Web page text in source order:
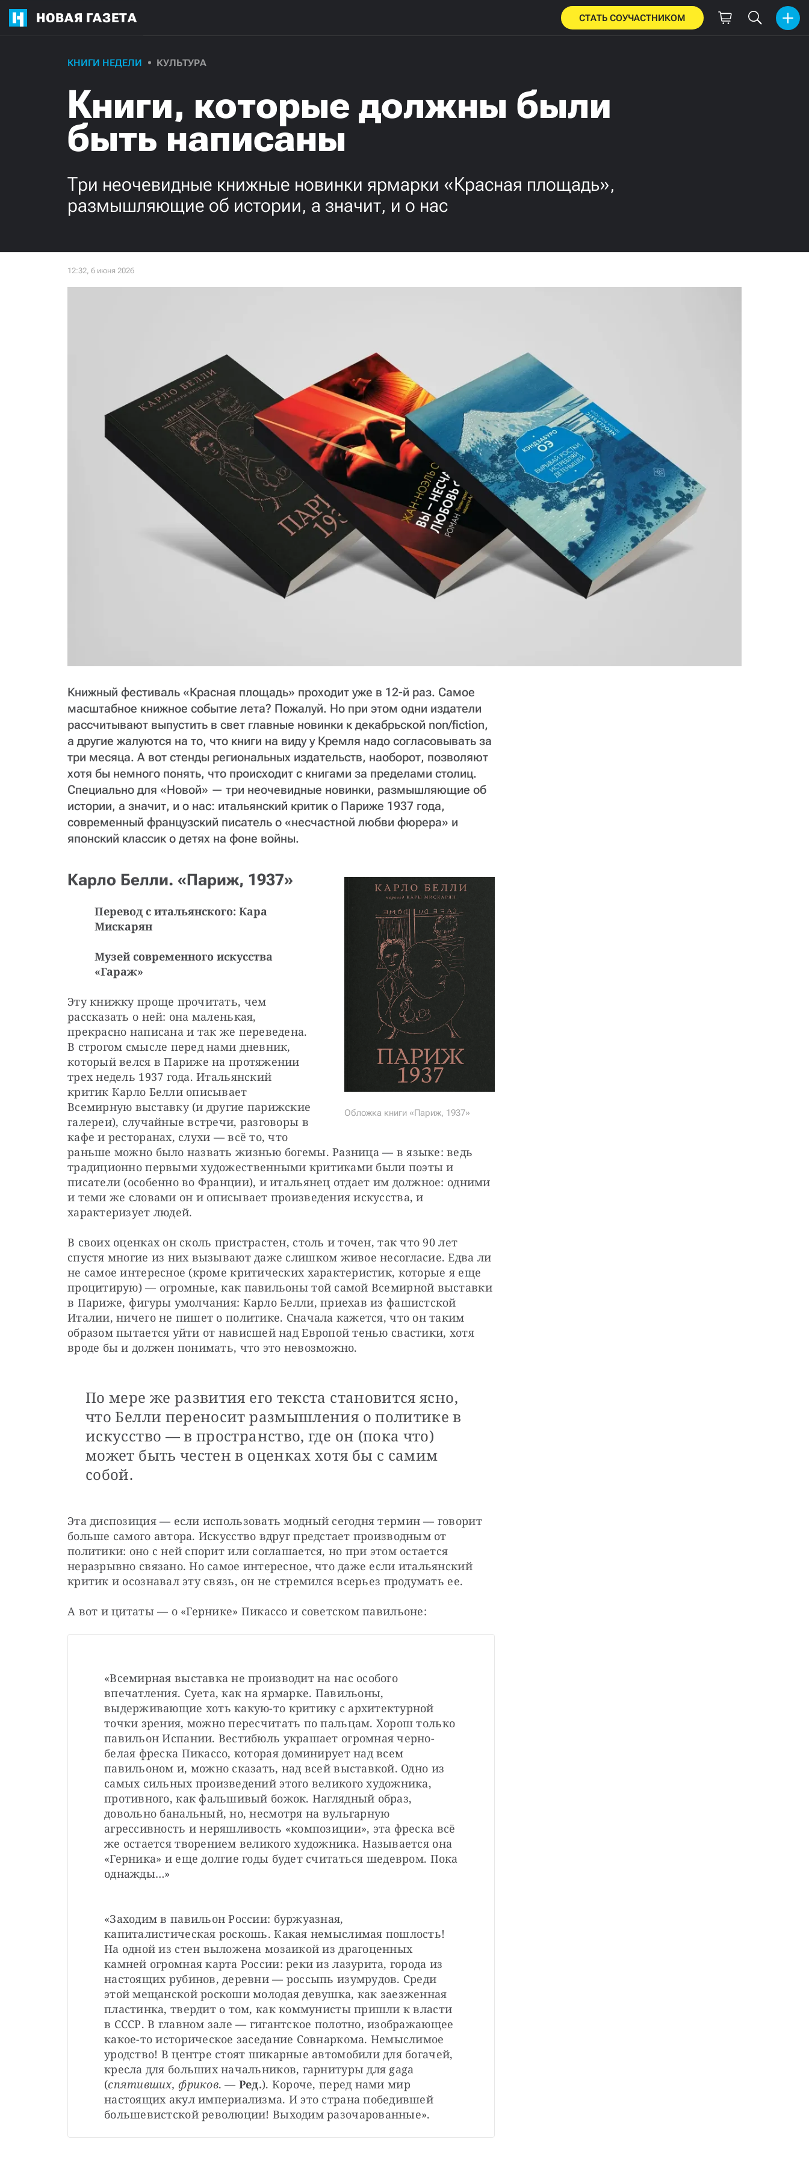
НОВАЯ ГАЗЕТА СТАТЬ СОУЧАСТНИКОМ
КНИГИ НЕДЕЛИ КУЛЬТУРА
Книги, которые должны были
быть написаны
Три неочевидные книжные новинки ярмарки «Красная площадь»,
размышляющие об истории, а значит, и о нас
Книжный фестиваль «Красная площадь» проходит уже в 12-й раз. Самое
масштабное книжное событие лета? Пожалуй. Но при этом одни издатели
рассчитывают выпустить в свет главные новинки к декабрьской non/fiction,
а другие жалуются на то, что книги на виду у Кремля надо согласовывать за
три месяца. А вот стенды региональных издательств, наоборот, позволяют
хотя бы немного понять, что происходит с книгами за пределами столиц.
Специально для «Новой» — три неочевидные новинки, размышляющие об
истории, а значит, и о нас: итальянский критик о Париже 1937 года,
современный французский писатель о «несчастной любви фюрера» и
японский классик о детях на фоне войны.
Обложка книги «Париж, 1937»
Карло Белли. «Париж, 1937»
Перевод с итальянского: Кара
Мискарян
Музей современного искусства
«Гараж»
Эту книжку проще прочитать, чем
рассказать о ней: она маленькая,
прекрасно написана и так же переведена.
В строгом смысле перед нами дневник,
который велся в Париже на протяжении
трех недель 1937 года. Итальянский
критик Карло Белли описывает
Всемирную выставку (и другие парижские
галереи), случайные встречи, разговоры в
кафе и ресторанах, слухи — всё то, что
раньше можно было назвать жизнью богемы. Разница — в языке: ведь
традиционно первыми художественными критиками были поэты и
писатели (особенно во Франции), и итальянец отдает им должное: одними
и теми же словами он и описывает произведения искусства, и
характеризует людей.
В своих оценках он сколь пристрастен, столь и точен, так что 90 лет
спустя многие из них вызывают даже слишком живое несогласие. Едва ли
не самое интересное (кроме критических характеристик, которые я еще
процитирую) — огромные, как павильоны той самой Всемирной выставки
в Париже, фигуры умолчания: Карло Белли, приехав из фашистской
Италии, ничего не пишет о политике. Сначала кажется, что он таким
образом пытается уйти от нависшей над Европой тенью свастики, хотя
вроде бы и должен понимать, что это невозможно.
По мере же развития его текста становится ясно,
что Белли переносит размышления о политике в
искусство — в пространство, где он (пока что)
может быть честен в оценках хотя бы с самим
собой.
Эта диспозиция — если использовать модный сегодня термин — говорит
больше самого автора. Искусство вдруг предстает производным от
политики: оно с ней спорит или соглашается, но при этом остается
неразрывно связано. Но самое интересное, что даже если итальянский
критик и осознавал эту связь, он не стремился всерьез продумать ее.
А вот и цитаты — о «Гернике» Пикассо и советском павильоне:
«Всемирная выставка не производит на нас особого
впечатления. Суета, как на ярмарке. Павильоны,
выдерживающие хоть какую-то критику с архитектурной
точки зрения, можно пересчитать по пальцам. Хорош только
павильон Испании. Вестибюль украшает огромная черно-
белая фреска Пикассо, которая доминирует над всем
павильоном и, можно сказать, над всей выставкой. Одно из
самых сильных произведений этого великого художника,
противного, как фальшивый божок. Наглядный образ,
довольно банальный, но, несмотря на вульгарную
агрессивность и неряшливость «композиции», эта фреска всё
же остается творением великого художника. Называется она
«Герника» и еще долгие годы будет считаться шедевром. Пока
однажды…»
«Заходим в павильон России: буржуазная,
капиталистическая роскошь. Какая немыслимая пошлость!
На одной из стен выложена мозаикой из драгоценных
камней огромная карта России: реки из лазурита, города из
настоящих рубинов, деревни — россыпь изумрудов. Среди
этой мещанской роскоши молодая девушка, как заезженная
пластинка, твердит о том, как коммунисты пришли к власти
в СССР. В главном зале — гигантское полотно, изображающее
какое-то историческое заседание Совнаркома. Немыслимое
уродство! В центре стоят шикарные автомобили для богачей,
кресла для больших начальников, гарнитуры для gaga
(спятивших, фриков. — Ред.). Короче, перед нами мир
настоящих акул империализма. И это страна победившей
большевистской революции! Выходим разочарованные».